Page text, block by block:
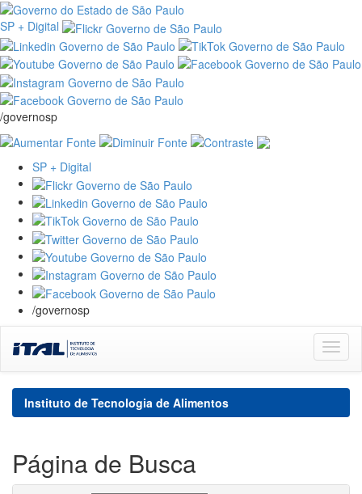
SP + Digital
/governosp
SP + Digital
/governosp
navigation
Instituto de Tecnologia de Alimentos
Página de Busca